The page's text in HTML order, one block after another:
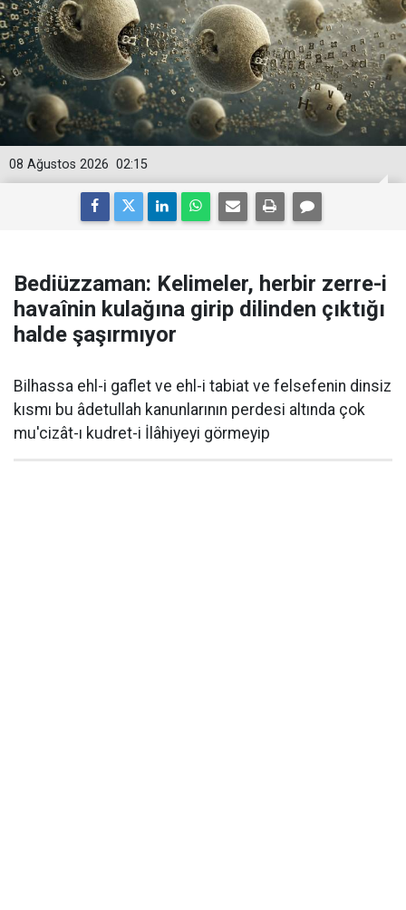
02:15
08 Ağustos 2026
Bediüzzaman: Kelimeler, herbir zerre-i
havaînin kulağına girip dilinden çıktığı
halde şaşırmıyor
Bilhassa ehl-i gaflet ve ehl-i tabiat ve felsefenin dinsiz
kısmı bu âdetullah kanunlarının perdesi altında çok
mu'cizât-ı kudret-i İlâhiyeyi görmeyip